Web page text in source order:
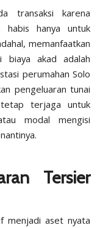
transaksi karena
habis hanya untuk
memanfaatkan
biaya akad adalah
perumahan Solo
pengeluaran tunai
terjaga untuk
modal mengisi
Tersier
menjadi aset nyata